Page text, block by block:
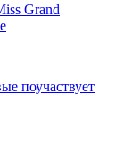
Grand
поучаствует